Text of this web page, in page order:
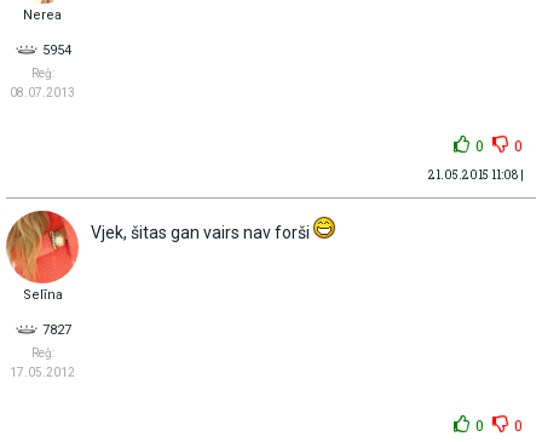
Nerea
5954
Reģ:
08.07.2013
0 0
21.05.2015 11:08 |
Selīna
7827
Reģ:
17.05.2012
Vjek, šitas gan vairs nav forši
0 0